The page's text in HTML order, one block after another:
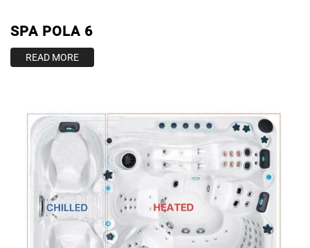
ΠΙΣΙΝΕΣ ΠΛΑΖ
SPAS
ΕΞΟΠΛΙΣΜΟΣ ΑΞΕΣΟΥΑΡ ΠΙΣΙΝΑΣ
ΑΠΟΛΥΜΑΝΣΗ ΝΕΡΟΥ
ΣΥΝΤΉΡΗΣΗ
ΕΠΙΚΟΙΝΩΝΙΑ
SERVICE
SPA POLA 6
READ MORE